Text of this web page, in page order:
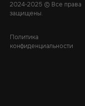
2024-2025 © Все права
защищены.
Политика
конфиденциальности